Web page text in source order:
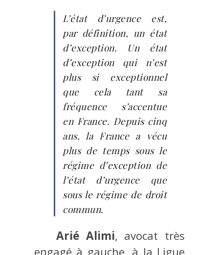
L’état d’urgence est,
par définition, un état
d’exception. Un état
d’exception qui n’est
plus si exceptionnel
que cela tant sa
fréquence s’accentue
en France. Depuis cinq
ans, la France a vécu
plus de temps sous le
régime d’exception de
l’état d’urgence que
sous le régime de droit
commun.
Arié Alimi, avocat très
engagé à gauche, à la Ligue